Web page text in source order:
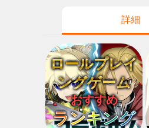
詳細
ロールプレイ
ングゲーム
おすすめ
ランキング